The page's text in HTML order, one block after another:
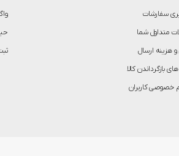
سفارشات
متداول شما
و هزینه ارسال
بازگرداندن کالا
خصوصی کاربران